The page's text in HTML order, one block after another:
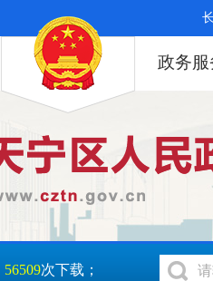
政务服
56509次下载；